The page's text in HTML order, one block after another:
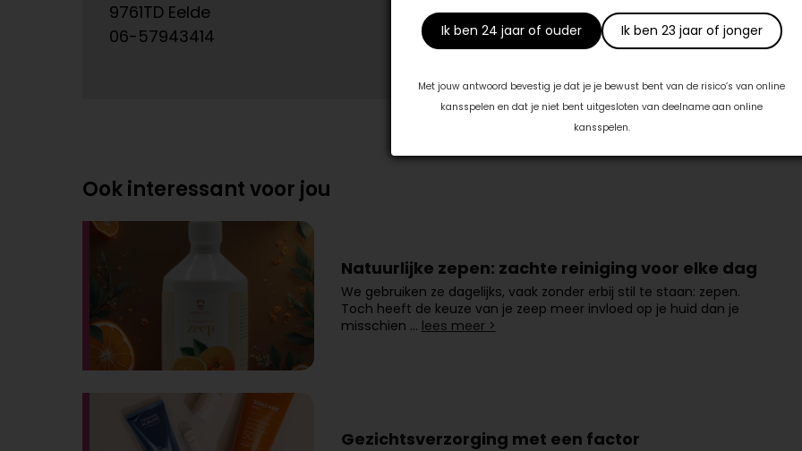
Ik ben 24 jaar of ouder Ik ben 23 jaar of jonger
Met jouw antwoord bevestig je dat je je bewust bent van de risico’s van online
kansspelen en dat je niet bent uitgesloten van deelname aan online
kansspelen.
9761TD Eelde
06-57943414
Prins Bernhardstraat 1A-105
9251GJ Burgum
Ook interessant voor jou
Natuurlijke zepen: zachte reiniging voor elke dag
We gebruiken ze dagelijks, vaak zonder erbij stil te staan: zepen.
Toch heeft de keuze van je zeep meer invloed op je huid dan je
misschien … lees meer >
Gezichtsverzorging met een factor